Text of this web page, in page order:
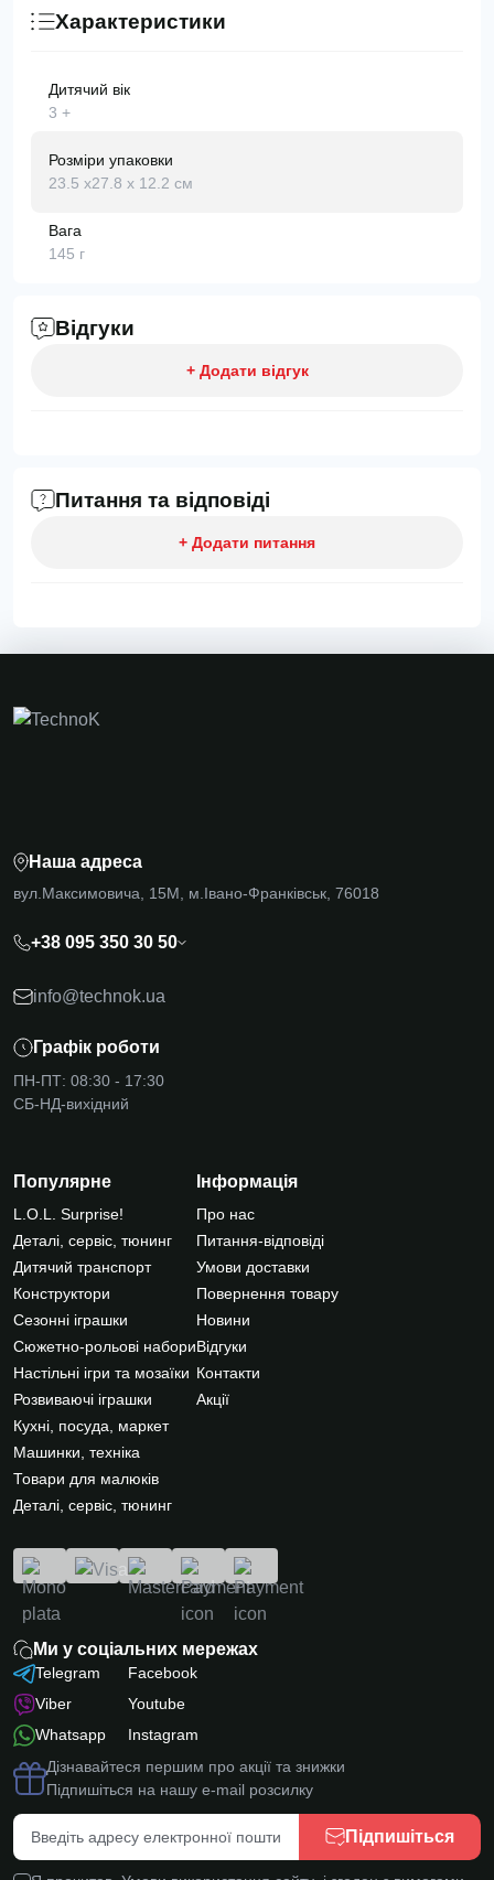
Характеристики
Дитячий вік
3 +
Розміри упаковки
23.5 х27.8 х 12.2 см
Вага
145 г
Відгуки
+ Додати відгук
Питання та відповіді
+ Додати питання
Наша адреса
вул.Максимовича, 15М, м.Івано-Франківськ, 76018
+38 095 350 30 50
info@technok.ua
Графік роботи
ПН-ПТ: 08:30 - 17:30
СБ-НД-вихідний
Популярне
L.O.L. Surprise!
Деталі, сервіс, тюнинг
Дитячий транспорт
Конструктори
Сезонні іграшки
Сюжетно-рольові набори
Настільні ігри та мозаїки
Розвиваючі іграшки
Кухні, посуда, маркет
Машинки, техніка
Товари для малюків
Деталі, сервіс, тюнинг
Інформація
Про нас
Питання-відповіді
Умови доставки
Повернення товару
Новини
Відгуки
Контакти
Акції
Ми у соціальних мережах
Telegram
Viber
Whatsapp
Facebook
Youtube
Instagram
Дізнавайтеся першим про акції та знижки
Підпишіться на нашу e-mail розсилку
Підпишіться